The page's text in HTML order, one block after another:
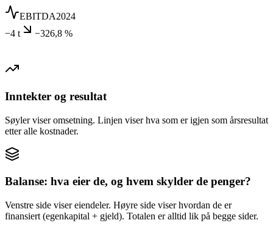
EBITDA2024
−4 t
−326,8 %
Inntekter og resultat
Søyler viser omsetning. Linjen viser hva som er igjen som årsresultat
etter alle kostnader.
Balanse: hva eier de, og hvem skylder de penger?
Venstre side viser eiendeler. Høyre side viser hvordan de er
finansiert (egenkapital + gjeld). Totalen er alltid lik på begge sider.